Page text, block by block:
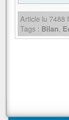
Article lu 7488
Tags : Bilan,